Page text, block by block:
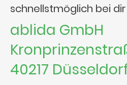
schnellstmöglich bei
ablida GmbH
40217